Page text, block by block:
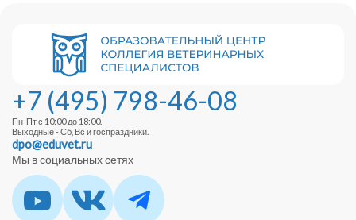
+7 (495) 798-46-08
Пн-Пт с 10:00 до 18:00.
Выходные - Сб, Вс и госпраздники.
dpo@eduvet.ru
Мы в социальных сетях